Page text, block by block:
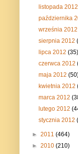
listopada
października
września
sierpnia 2012
lipca 2012(35)
czerwca 2012
maja 2012
kwietnia 2012
marca 2012
lutego 2012
stycznia 2012
► 2011 (464)
► 2010 (210)